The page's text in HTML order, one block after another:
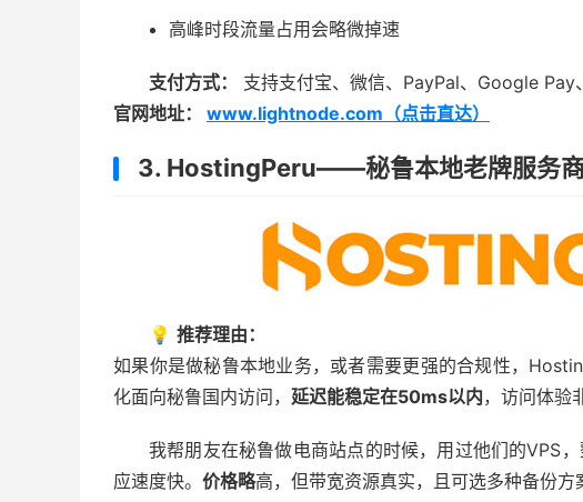
高峰时段流量占用会略微掉速
支付方式：
支持支付宝、微信、PayPal、Google Pay
官网地址： www.lightnode.com（点击直达）
3. HostingPeru——秘鲁本地老牌服务
💡 推荐理由：
如果你是做秘鲁本地业务，或者需要更强的合规性，
化面向秘鲁国内访问， 延迟能稳定在50ms以内，访问体验
我帮朋友在秘鲁做电商站点的时候，用过他们的VPS
应速度快。 价格略高，但带宽资源真实，且可选多种备份方